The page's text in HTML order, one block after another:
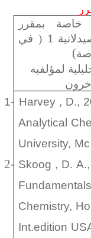
بمقرر
1
( في
)
لمؤلفيه
1- Harvey , D.,
Analytical
University,
2- Skoog , D.
Chemistry,
Int.edition